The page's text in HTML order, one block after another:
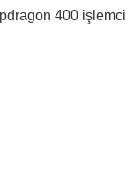
400 işlemci